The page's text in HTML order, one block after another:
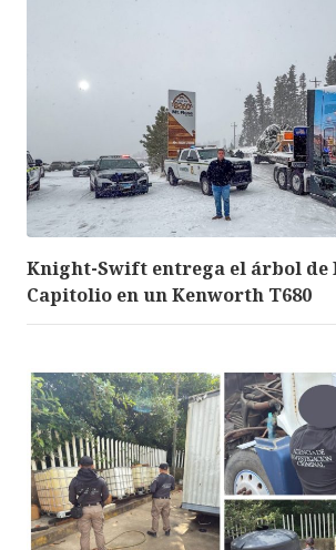
Knight-Swift entrega el árbol de
Capitolio en un Kenworth T680